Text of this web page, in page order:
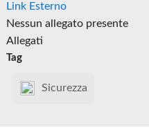
Link Esterno
Nessun allegato presente
Allegati
Tag
Sicurezza